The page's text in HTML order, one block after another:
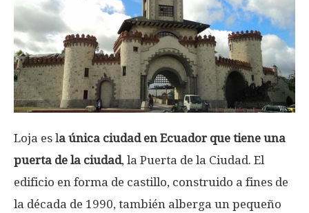
Loja es la única ciudad en Ecuador que tiene una
puerta de la ciudad, la Puerta de la Ciudad. El
edificio en forma de castillo, construido a fines de
la década de 1990, también alberga un pequeño